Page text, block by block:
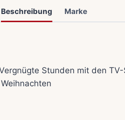
Beschreibung Marke
Stunden mit den